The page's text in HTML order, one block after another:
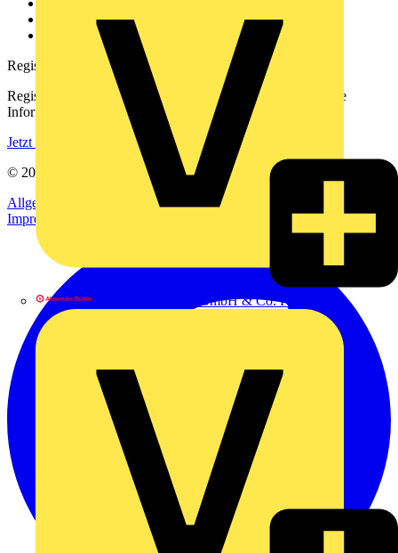
Alexander Bürkle GmbH & Co. KG
Häufig gestellte Fragen
voltimum.com
Registrierung
Registrieren Sie sich kostenlos und erhalten Sie stets aktuelle
Informationen aus der Elektroindustrie.
Jetzt registrieren
© 2002-
Allgemeine Geschäftsbedingungen
Datenschutzerklärung
Impressum